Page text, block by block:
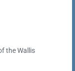
the Wallis